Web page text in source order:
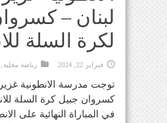
لبنان –
لكرة السلة
فبراير 22, 2024 رياضة محلية
توجت مدرسة الانطونية
في المباراة النهائية على